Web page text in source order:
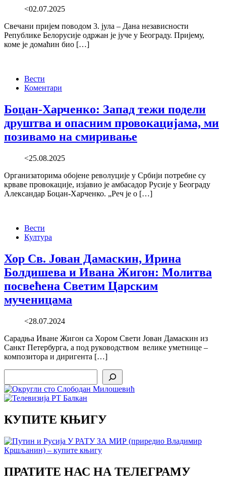
<02.07.2025
Свечани пријем поводом 3. јула – Дана независности
Републике Белорусије одржан је јуче у Београду. Пријему,
коме је домаћин био […]
Вести
Коментари
Боцан-Харченко: Запад тежи подели
друштва и опасним провокацијама, ми
позивамо на смиривање
<25.08.2025
Организаторима обојене револуције у Србији потребне су
крваве провокације, изјавио је амбасадор Русије у Београду
Александар Боцан-Харченко. „Реч је о […]
Вести
Култура
Хор Св. Јован Дамаскин, Ирина
Болдишева и Ивана Жигон: Молитва
посвећена Светим Царским
мученицама
<28.07.2024
Сарадња Иване Жигон са Хором Свети Јован Дамаскин из
Санкт Петербурга, а под руководством велике уметнице –
композитора и диригента […]
КУПИТЕ КЊИГУ
ПРАТИТЕ НАС НА ТЕЛЕГРАМУ